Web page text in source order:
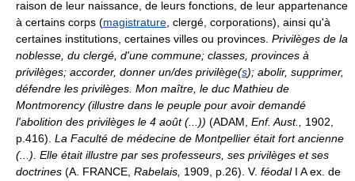
raison de leur naissance, de leurs fonctions, de leur appartenance
à certains corps (magistrature , clergé, corporations), ainsi qu'à
certaines institutions, certaines villes ou provinces. Privilèges de la
noblesse, du clergé, d'une commune; classes, provinces à
privilèges; accorder, donner un/des privilège(s); abolir, supprimer,
défendre les privilèges. Mon maître, le duc Mathieu de
Montmorency (illustre dans le peuple pour avoir demandé
l'abolition des privilèges le 4 août (...)) (ADAM, Enf. Aust., 1902,
p.416). La Faculté de médecine de Montpellier était fort ancienne
(...). Elle était illustre par ses professeurs, ses privilèges et ses
doctrines (A. FRANCE, Rabelais, 1909, p.26). V. féodalI A ex. de